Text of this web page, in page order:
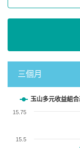
三個月
Chart
The chart has 1 X
15.5
15.75
玉山多元收益組